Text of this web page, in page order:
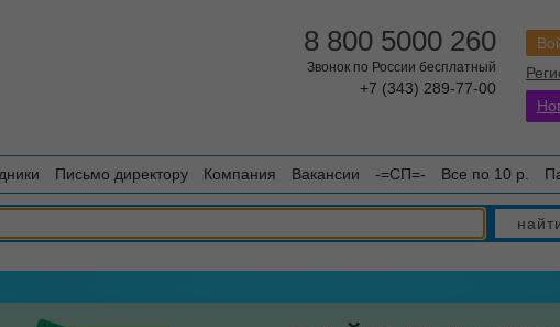
8 800 5000 260
Звонок по России бесплатный
+7 (343) 289-77-00
Письмо директору Компания Вакансии -=СП=- Все по 10 р.